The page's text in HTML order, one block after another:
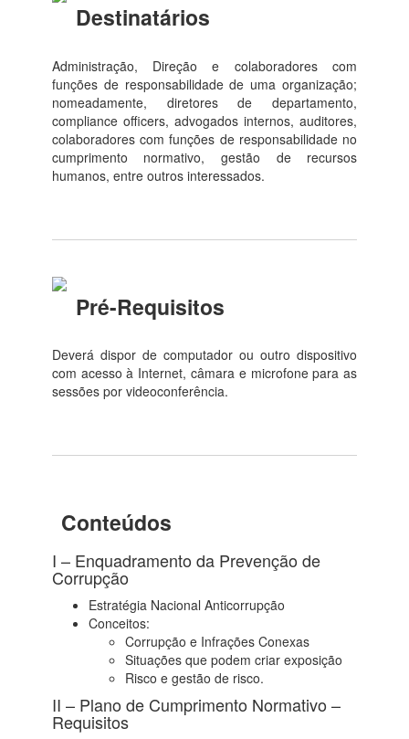
Destinatários
Administração, Direção e colaboradores com
funções de responsabilidade de uma organização;
nomeadamente, diretores de departamento,
compliance officers, advogados internos, auditores,
colaboradores com funções de responsabilidade no
cumprimento normativo, gestão de recursos
humanos, entre outros interessados.
Pré-Requisitos
Deverá dispor de computador ou outro dispositivo
com acesso à Internet, câmara e microfone para as
sessões por videoconferência.
Conteúdos
I – Enquadramento da Prevenção de
Corrupção
Estratégia Nacional Anticorrupção
Conceitos:
Corrupção e Infrações Conexas
Situações que podem criar exposição
Risco e gestão de risco.
II – Plano de Cumprimento Normativo –
Requisitos